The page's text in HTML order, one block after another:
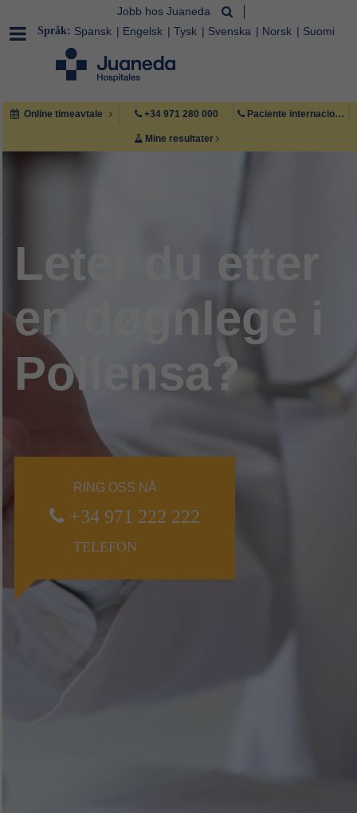
Jobb hos Juaneda
Språk: Spansk Engelsk Tysk Svenska Norsk Suomi
Online timeavtale +34 971 280 000 Paciente internacional +34 971 222 222
Mine resultater
Leter du etter
en døgnlege i
Pollensa?
RING OSS NÅ
+34 971 222 222
TELEFON